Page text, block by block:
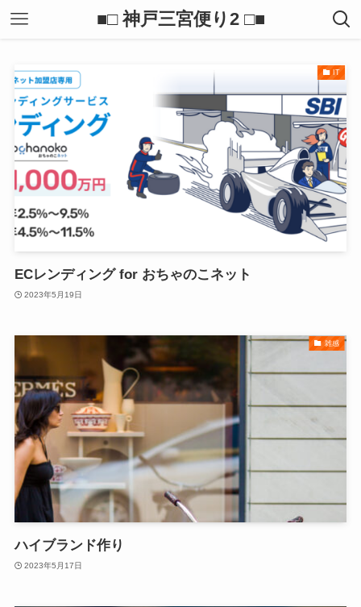
■□ 神戸三宮便り2 □■
IT
ECレンディング for おちゃのこネット
2023年5月19日
雑感
ハイブランド作り
2023年5月17日